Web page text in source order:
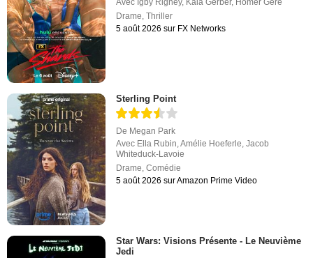
Avec Igby Rigney, Kaia Gerber, Homer Gere
Drame,Thriller
5 août 2026 sur FX Networks
Sterling Point
De Megan Park
Avec Ella Rubin,Amélie Hoeferle,Jacob
Whiteduck-Lavoie
Drame,Comédie
5 août 2026 sur Amazon Prime Video
Star Wars: Visions Présente - Le Neuvième
Jedi